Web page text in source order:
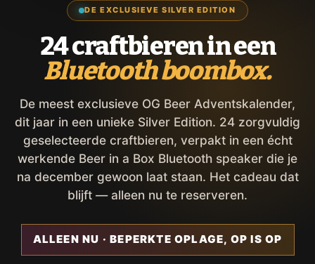
DE EXCLUSIEVE SILVER EDITION
24 craftbieren in een
Bluetooth boombox.
De meest exclusieve OG Beer Adventskalender,
dit jaar in een unieke Silver Edition. 24 zorgvuldig
geselecteerde craftbieren, verpakt in een écht
werkende Beer in a Box Bluetooth speaker die je
na december gewoon laat staan. Het cadeau dat
blijft — alleen nu te reserveren.
ALLEEN NU · BEPERKTE OPLAGE, OP IS OP